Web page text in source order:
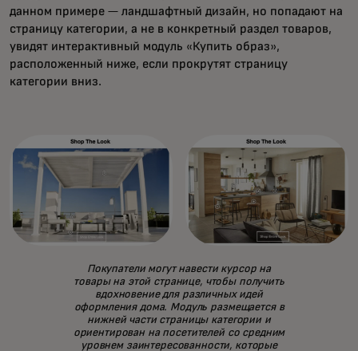
данном примере — ландшафтный дизайн, но попадают на
страницу категории, а не в конкретный раздел товаров,
увидят интерактивный модуль «Купить образ»,
расположенный ниже, если прокрутят страницу
категории вниз.
Покупатели могут навести курсор на
товары на этой странице, чтобы получить
вдохновение для различных идей
оформления дома. Модуль размещается в
нижней части страницы категории и
ориентирован на посетителей со средним
уровнем заинтересованности, которые